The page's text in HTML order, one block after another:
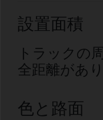
設置面積
トラックの
全距離があ
色と路面